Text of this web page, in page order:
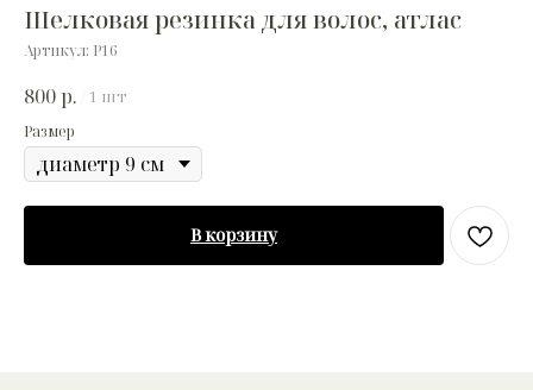
Шелковая резинка для волос, атлас
Артикул: Р16
800 р. 1 шт
Размер
В корзину